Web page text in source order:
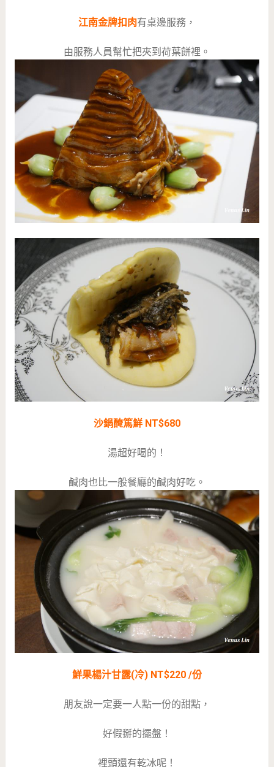
江南金牌扣肉有桌邊服務，
由服務人員幫忙把夾到荷葉餅裡。
沙鍋醃篤鮮 NT$680
湯超好喝的！
鹹肉也比一般餐廳的鹹肉好吃。
鮮果楊汁甘露(冷) NT$220 /份
朋友說一定要一人點一份的甜點，
好假掰的擺盤！
裡頭還有乾冰呢！